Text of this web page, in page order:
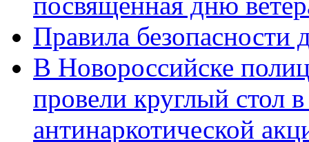
Правила безопасности
В Новороссийске
провели круглый стол
антинаркотической